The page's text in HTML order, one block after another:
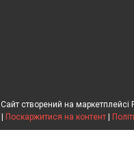
Сайт створений на маркетплейсі
Поскаржитися на контент